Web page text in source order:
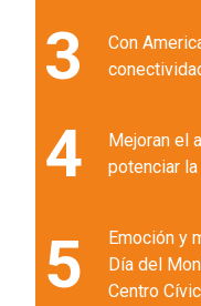
3
Con
4
Mejoran el
potenciar
5
Emoción y
Día del
Centro